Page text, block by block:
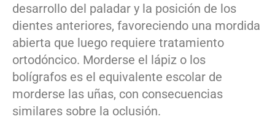
desarrollo del paladar y la posición de los
dientes anteriores, favoreciendo una mordida
abierta que luego requiere tratamiento
ortodóncico. Morderse el lápiz o los
bolígrafos es el equivalente escolar de
morderse las uñas, con consecuencias
similares sobre la oclusión.